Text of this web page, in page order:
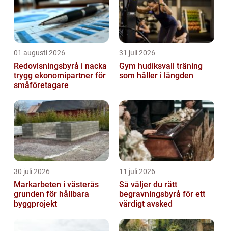
01 augusti 2026
Redovisningsbyrå i nacka
trygg ekonomipartner för
småföretagare
31 juli 2026
Gym hudiksvall träning
som håller i längden
30 juli 2026
Markarbeten i västerås
grunden för hållbara
byggprojekt
11 juli 2026
Så väljer du rätt
begravningsbyrå för ett
värdigt avsked